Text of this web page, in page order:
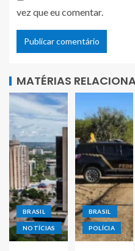
vez que eu comentar.
MATÉRIAS
BRASIL
NOTÍCIAS
BRASIL
POLÍCIA